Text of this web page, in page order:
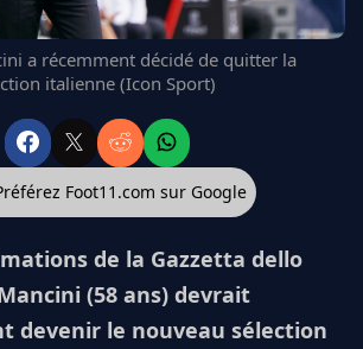
a récemment décidé de quitter la
italienne (Icon Sport)
Foot11.com sur Google
de la Gazzetta dello
(58 ans) devrait
devenir le nouveau sélection